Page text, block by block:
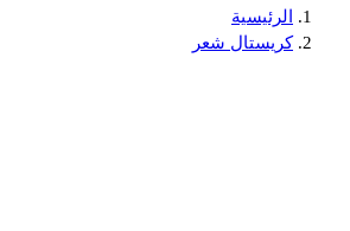
دليلك للموضة، الجمال، والعناية بالبشرة والشعر
الرئيسية
كريستال شعر